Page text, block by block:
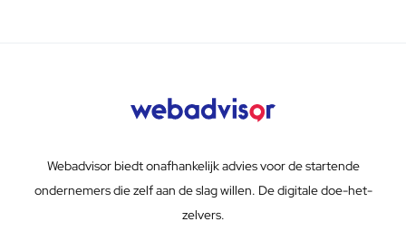
Webadvisor biedt onafhankelijk advies voor de startende
ondernemers die zelf aan de slag willen. De digitale doe-het-
zelvers.